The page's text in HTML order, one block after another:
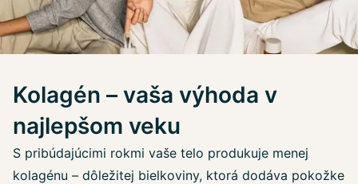
Kolagén – vaša výhoda v
najlepšom veku
S pribúdajúcimi rokmi vaše telo produkuje menej
kolagénu – dôležitej bielkoviny, ktorá dodáva pokožke